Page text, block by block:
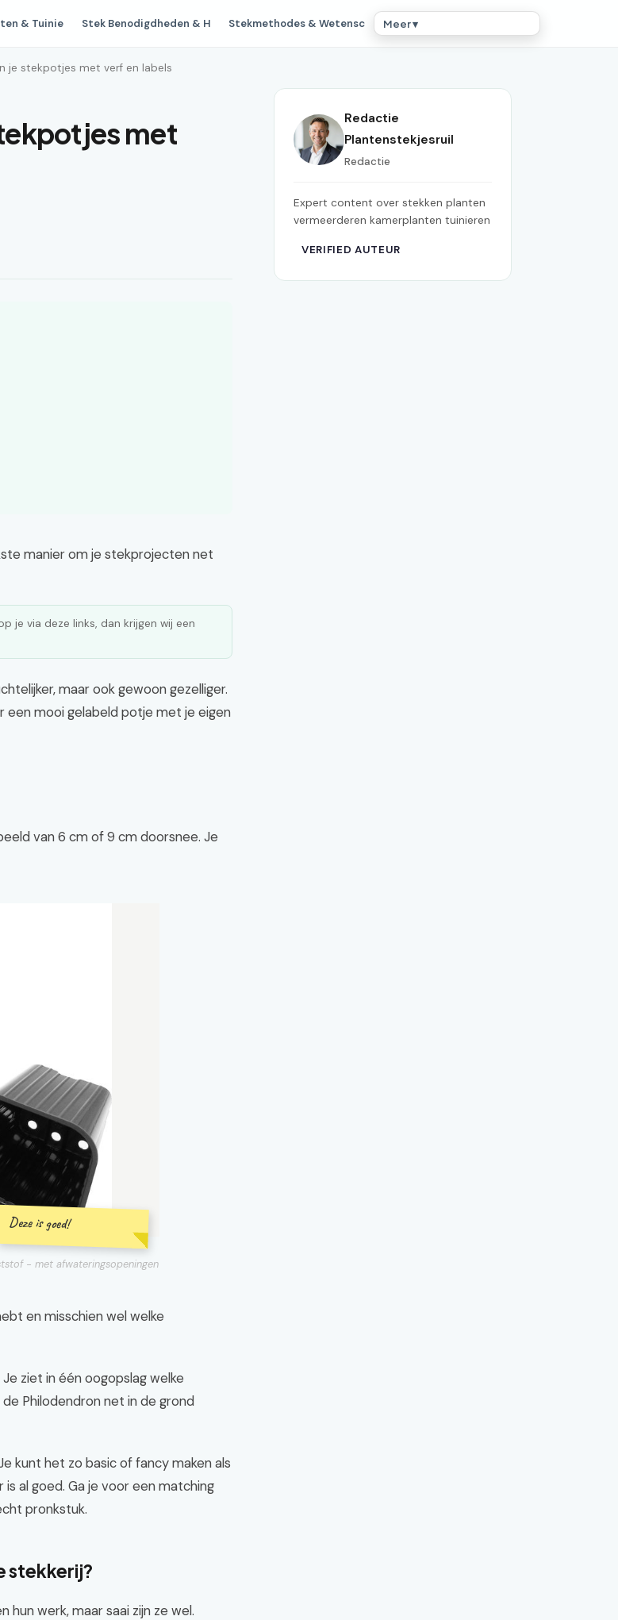
& Tuinie Stek Benodigdheden & H Stekmethodes & Wetensc Meer ▾
je stekpotjes met verf en labels
met
manier om je stekprojecten net
je via deze links, dan krijgen wij een
maar ook gewoon gezelliger.
een mooi gelabeld potje met je eigen
van 6 cm of 9 cm doorsnee. Je
Deze is goed!
- met afwateringsopeningen
en misschien wel welke
ziet in één oogopslag welke
Philodendron net in de grond
kunt het zo basic of fancy maken als
al goed. Ga je voor een matching
pronkstuk.
stekkerij?
werk, maar saai zijn ze wel.
Redactie
Plantenstekjesruil
Redactie
Expert content over stekken planten
vermeerderen kamerplanten tuinieren
VERIFIED AUTEUR